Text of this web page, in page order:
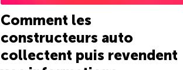
Comment les
constructeurs auto
collectent puis revendent